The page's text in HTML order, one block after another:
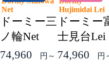
Net
ドーミー三
ノ輪Net
74,960
円～
Hujimidai
ドーミー
士見台Lei
74,960
円